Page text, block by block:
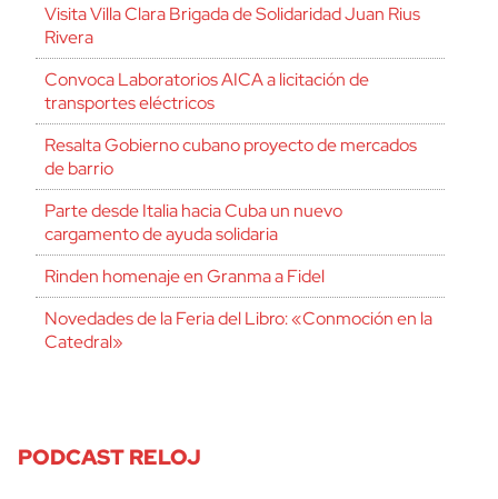
Visita Villa Clara Brigada de Solidaridad Juan Rius
Rivera
Convoca Laboratorios AICA a licitación de
transportes eléctricos
Resalta Gobierno cubano proyecto de mercados
de barrio
Parte desde Italia hacia Cuba un nuevo
cargamento de ayuda solidaria
Rinden homenaje en Granma a Fidel
Novedades de la Feria del Libro: «Conmoción en la
Catedral»
PODCAST RELOJ